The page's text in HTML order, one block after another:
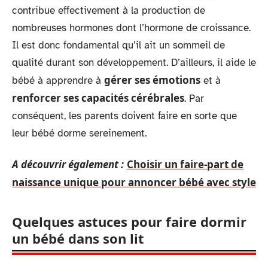
contribue effectivement à la production de
nombreuses hormones dont l’hormone de croissance.
Il est donc fondamental qu’il ait un sommeil de
qualité durant son développement. D’ailleurs, il aide le
bébé à apprendre à gérer ses émotions et à
renforcer ses capacités cérébrales. Par
conséquent, les parents doivent faire en sorte que
leur bébé dorme sereinement.
A découvrir également : Choisir un faire-part de
naissance unique pour annoncer bébé avec style
Quelques astuces pour faire dormir
un bébé dans son lit